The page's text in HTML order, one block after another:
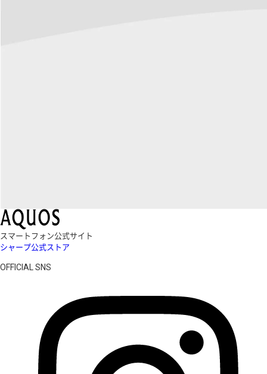
スマートフォン公式サイト
シャープ公式ストア
OFFICIAL SNS